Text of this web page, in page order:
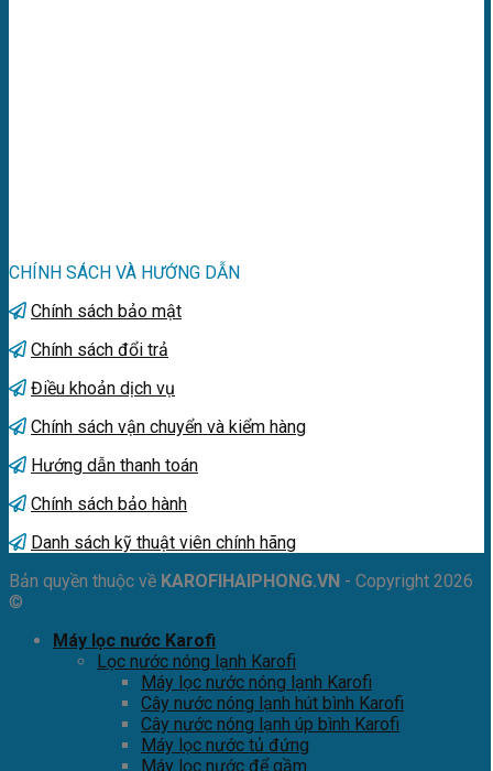
CHÍNH SÁCH VÀ HƯỚNG DẪN
Chính sách bảo mật
Chính sách đổi trả
Điều khoản dịch vụ
Chính sách vận chuyển và kiểm hàng
Hướng dẫn thanh toán
Chính sách bảo hành
Danh sách kỹ thuật viên chính hãng
Bản quyền thuộc về KAROFIHAIPHONG.VN - Copyright 2026
©
Máy lọc nước Karofi
Lọc nước nóng lạnh Karofi
Máy lọc nước nóng lạnh Karofi
Cây nước nóng lạnh hút bình Karofi
Cây nước nóng lạnh úp bình Karofi
Máy lọc nước tủ đứng
Máy lọc nước để gầm